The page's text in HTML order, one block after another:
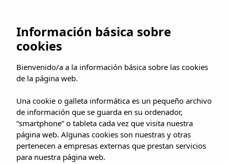
Información básica sobre
cookies
Bienvenido/a a la información básica sobre las cookies
de la página web.
Una cookie o galleta informática es un pequeño archivo
de información que se guarda en su ordenador,
“smartphone” o tableta cada vez que visita nuestra
página web. Algunas cookies son nuestras y otras
pertenecen a empresas externas que prestan servicios
para nuestra página web.